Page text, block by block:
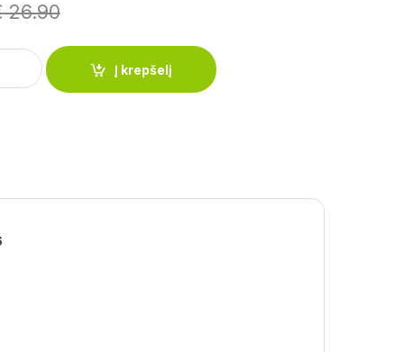
26.90
marmuro danga Peterhof 26 cm. PH-15453-26 quantity
Į krepšelį